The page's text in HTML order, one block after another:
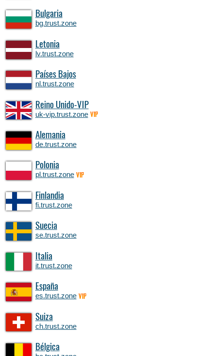
Bulgaria
bg.trust.zone
Letonia
lv.trust.zone
Países Bajos
nl.trust.zone
Reino Unido-VIP
uk-vip.trust.zone VIP
Alemania
de.trust.zone
Polonia
pl.trust.zone VIP
Finlandia
fi.trust.zone
Suecia
se.trust.zone
Italia
it.trust.zone
España
es.trust.zone VIP
Suiza
ch.trust.zone
Bélgica